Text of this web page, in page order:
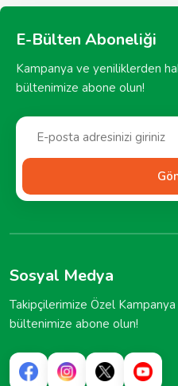
E-Bülten Aboneliği
Kampanya ve yeniliklerden
bültenimize abone olun!
Sosyal Medya
Takipçilerimize Özel
bültenimize abone olun!